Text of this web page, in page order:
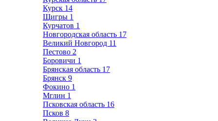
Курск 14
Щигры 1
Курчатов 1
Новгородская область 17
Великий Новгород 11
Пестово 2
Боровичи 1
Брянская область 17
Брянск 9
Фокино 1
Мглин 1
Псковская область 16
Псков 8